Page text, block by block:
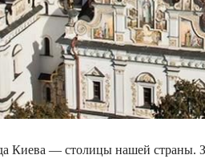
Киева — столицы нашей страны.